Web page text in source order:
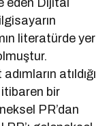
literatürde yer
atıldığı
itibaren bir
PR’dan